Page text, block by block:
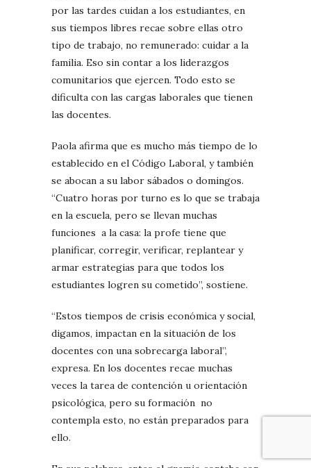
por las tardes cuidan a los estudiantes, en
sus tiempos libres recae sobre ellas otro
tipo de trabajo, no remunerado: cuidar a la
familia. Eso sin contar a los liderazgos
comunitarios que ejercen. Todo esto se
dificulta con las cargas laborales que tienen
las docentes.
Paola afirma que es mucho más tiempo de lo
establecido en el Código Laboral, y también
se abocan a su labor sábados o domingos.
“Cuatro horas por turno es lo que se trabaja
en la escuela, pero se llevan muchas
funciones a la casa: la profe tiene que
planificar, corregir, verificar, replantear y
armar estrategias para que todos los
estudiantes logren su cometido”, sostiene.
“Estos tiempos de crisis económica y social,
digamos, impactan en la situación de los
docentes con una sobrecarga laboral”,
expresa. En los docentes recae muchas
veces la tarea de contención u orientación
psicológica, pero su formación no
contempla esto, no están preparados para
ello.